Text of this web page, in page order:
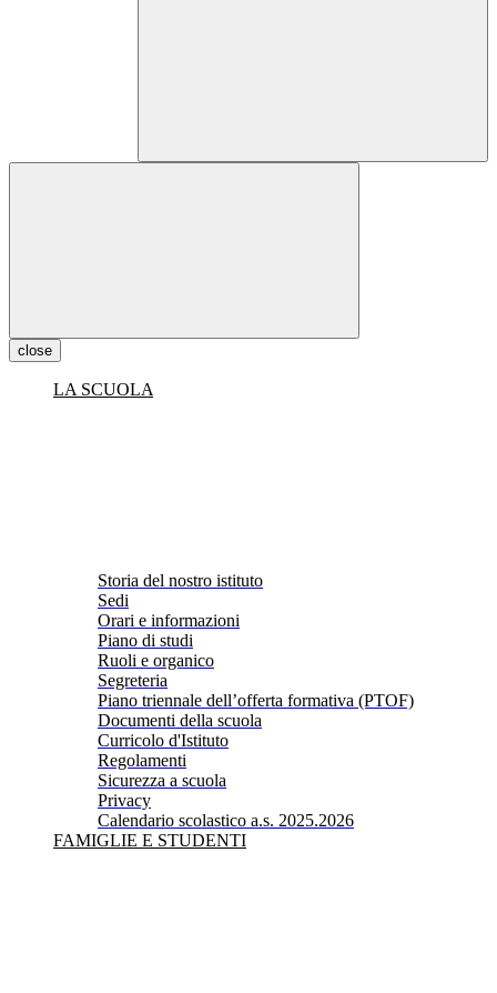
close
LA SCUOLA
Storia del nostro istituto
Sedi
Orari e informazioni
Piano di studi
Ruoli e organico
Segreteria
Piano triennale dell’offerta formativa (PTOF)
Documenti della scuola
Curricolo d'Istituto
Regolamenti
Sicurezza a scuola
Privacy
Calendario scolastico a.s. 2025.2026
FAMIGLIE E STUDENTI